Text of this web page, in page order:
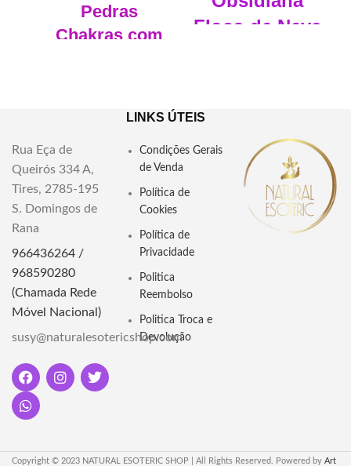
Pedras
Chakras com
Conjunto 7 Pedras Chakras. Inclui
bolsa para transporte
Dimensões: Altura 1-2cm
Largura 1-1.5cm Profundidade
0.5-1cm Saco 9x6cm
Material: Pedras semipreciosas
Pedras: Ametista, Sodalite,
Turquesa, Quartzo Rosa,
Aventurina amarela, Calcite
Floco de Neve
dupla com argolas para ajuste
"Descubra a elegância mística
com nosso Colar Obsidiana
Nevada. Uma joia única com a
profundidade da obsidiana.
Adquira o seu na nossa loja
online."
Rua Eça de
Queirós 334 A,
Tires, 2785-195
S. Domingos de
Rana
966436264 /
968590280
(Chamada Rede
Móvel Nacional)
susy@naturalesotericshop.com
LINKS ÚTEIS
Condições Gerais
de Venda
Política de
Cookies
Política de
Privacidade
Politica
Reembolso
Politica Troca e
Devolução
Copyright © 2023 NATURAL ESOTERIC SHOP | All Rights Reserved. Powered by Art